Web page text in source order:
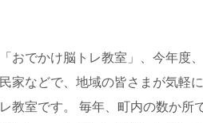
おでかけ脳トレ教室」、今年度
家などで、地域の皆さまが気軽
教室です。 毎年、町内の数か所